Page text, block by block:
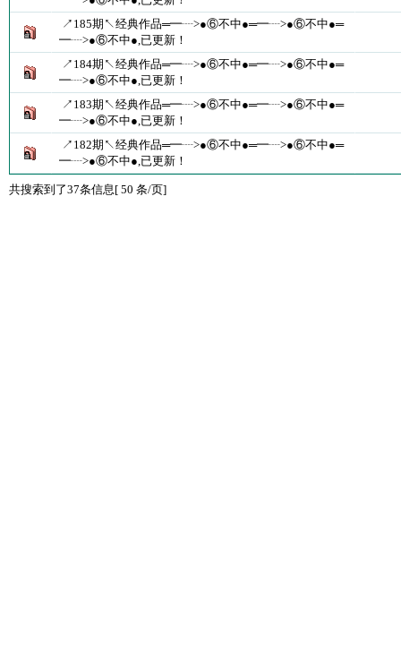
↗185期↖经典作品═━┈>●⑥不中●═━┈>●⑥不中●═
━┈>●⑥不中●,已更新！
↗184期↖经典作品═━┈>●⑥不中●═━┈>●⑥不中●═
━┈>●⑥不中●,已更新！
↗183期↖经典作品═━┈>●⑥不中●═━┈>●⑥不中●═
━┈>●⑥不中●,已更新！
↗182期↖经典作品═━┈>●⑥不中●═━┈>●⑥不中●═
━┈>●⑥不中●,已更新！
共搜索到了37条信息[ 50 条/页]